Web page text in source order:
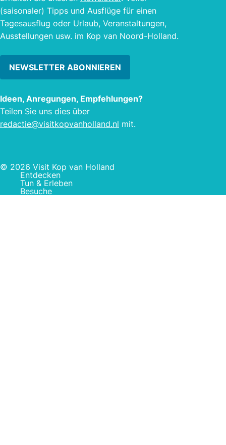
(saisonaler) Tipps und Ausflüge für einen
Tagesausflug oder Urlaub, Veranstaltungen,
Ausstellungen usw. im Kop van Noord-Holland.
NEWSLETTER ABONNIEREN
Ideen, Anregungen, Empfehlungen?
Teilen Sie uns dies über
redactie@visitkopvanholland.nl mit.
© 2026 Visit Kop van Holland
Entdecken
Tun & Erleben
Besuche